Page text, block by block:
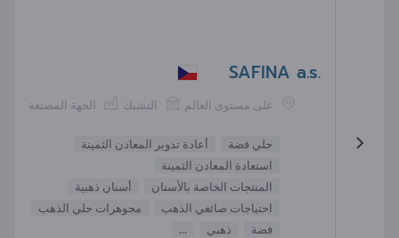
SAFINA a.s.
الجهة المصنعة التشيك على مستوى العالم
حلي فضة
أعادة تدوير المعادن الثمينة
استعادة المعادن الثمينة
المنتجات الخاصة بالأسنان
أسنان ذهبية
احتياجات صائغي الذهب
مجوهرات حلي الذهب
فضة
ذهبي ...